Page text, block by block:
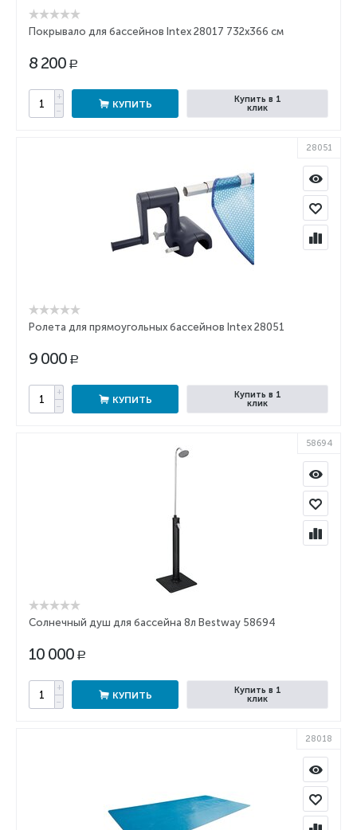
Покрывало для бассейнов Intex 28017 732x366 см
8 200 Р
+
−
КУПИТЬ
Купить в 1
клик
28051
Ролета для прямоугольных бассейнов Intex 28051
9 000 Р
+
−
КУПИТЬ
Купить в 1
клик
58694
Солнечный душ для бассейна 8л Bestway 58694
10 000 Р
+
−
КУПИТЬ
Купить в 1
клик
28018